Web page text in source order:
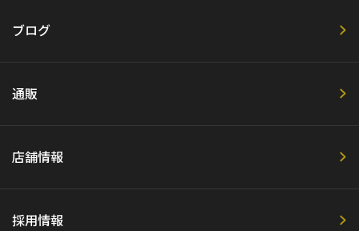
ブログ
通販
店舗情報
採用情報